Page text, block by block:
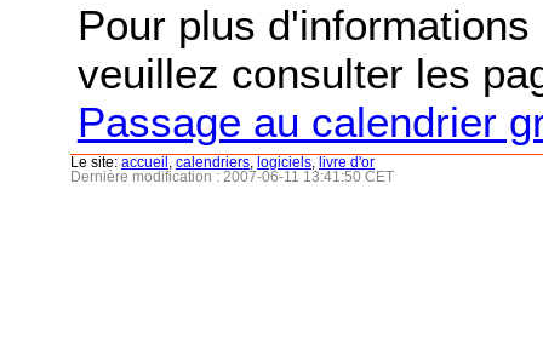
Pour plus
veuillez consulter les
Passage au calendrier
Le site: accueil calendriers logiciels
livre d'or
Dernière modification : 2007-06-11 13:41:50 CET